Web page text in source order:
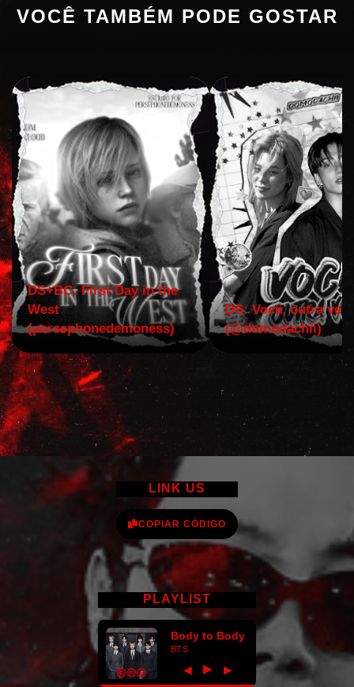
VOCÊ TAMBÉM PODE GOSTAR
DS+BC: First Day in the
West
(persephonedemoness)
DS: Você, outra vez!
(@domodachii)
LINK US
COPIAR CÓDIGO
PLAYLIST
Body to Body
BTS
◀ ► ▶